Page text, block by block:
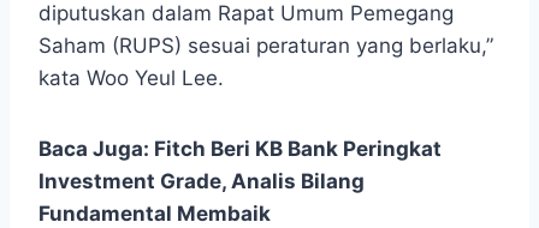
diputuskan dalam Rapat Umum Pemegang
Saham (RUPS) sesuai peraturan yang berlaku,”
kata Woo Yeul Lee.
Baca Juga: Fitch Beri KB Bank Peringkat
Investment Grade, Analis Bilang
Fundamental Membaik